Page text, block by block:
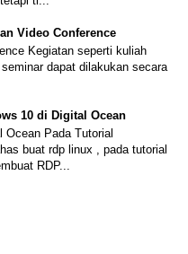
Video Conference
Kegiatan seperti kuliah
dapat dilakukan secara
10 di Digital Ocean
Ocean Pada Tutorial
buat rdp linux , pada tutorial
RDP...